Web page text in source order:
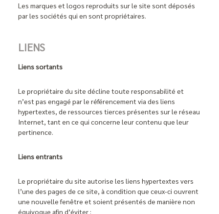
Les marques et logos reproduits sur le site sont déposés
par les sociétés qui en sont propriétaires.
LIENS
Liens sortants
Le propriétaire du site décline toute responsabilité et
n’est pas engagé par le référencement via des liens
hypertextes, de ressources tierces présentes sur le réseau
Internet, tant en ce qui concerne leur contenu que leur
pertinence.
Liens entrants
Le propriétaire du site autorise les liens hypertextes vers
l’une des pages de ce site, à condition que ceux-ci ouvrent
une nouvelle fenêtre et soient présentés de manière non
équivoque afin d’éviter :